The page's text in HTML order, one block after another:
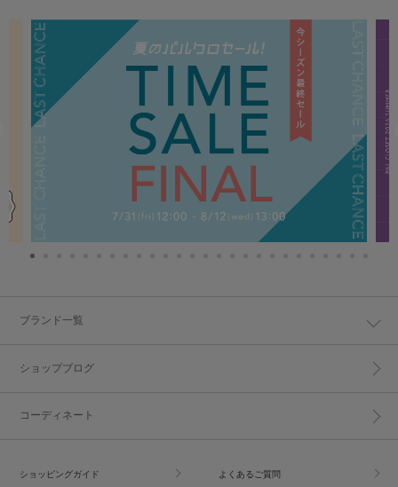
ブランド一覧
ショップブログ
コーディネート
ショッピングガイド よくあるご質問